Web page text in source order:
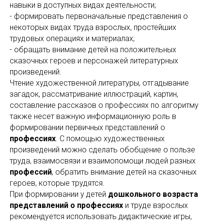
навыки в доступных видах деятельности;
- формировать первоначальные представления о
некоторых видах труда взрослых, простейших
трудовых операциях и материалах;
- обращать внимание детей на положительных
сказочных героев и персонажей литературных
произведений.
Чтение художественной литературы, отгадывание
загадок, рассматривание иллюстраций, картин,
составление рассказов о профессиях по алгоритму
также несет важную информационную роль в
формировании первичных представлений о
профессиях. С помощью художественных
произведений можно сделать обобщение о пользе
труда, взаимосвязи и взаимопомощи людей разных
профессий, обратить внимание детей на сказочных
героев, которые трудятся.
При формировании у детей дошкольного возраста
представлений о профессиях и труде взрослых
рекомендуется использовать дидактические игры,